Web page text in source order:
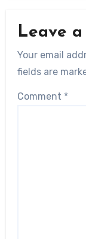
Leave a
Your email
fields are
Comment *